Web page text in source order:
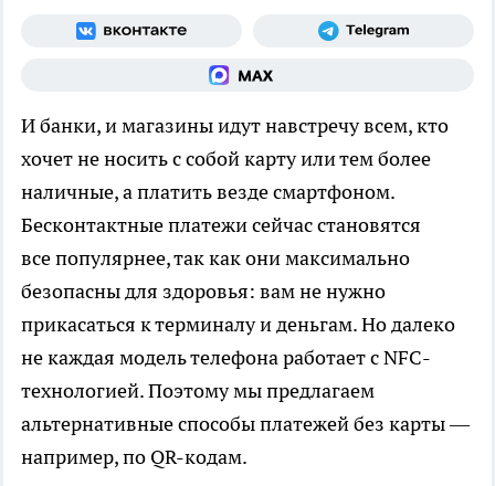
И банки, и магазины идут навстречу всем, кто
хочет не носить с собой карту или тем более
наличные, а платить везде смартфоном.
Бесконтактные платежи сейчас становятся
все популярнее, так как они максимально
безопасны для здоровья: вам не нужно
прикасаться к терминалу и деньгам. Но далеко
не каждая модель телефона работает с NFC-
технологией. Поэтому мы предлагаем
альтернативные способы платежей без карты —
например, по QR-кодам.